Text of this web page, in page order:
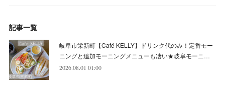
(5
(7)
(10
( 6)
(10)
(6
(5)
(6)
(7
(9)
(4)
(7
(11)
(7)
(7
(7)
(5)
(4)
(5)
(7)
(8)
(5)
(8)
(10)
(10)
記事一覧
岐阜市栄新町【Café KELLY】ドリンク代のみ！定番モー
ニングと追加モーニングメニューも凄い★岐阜モーニ…
2026.08.01 01:00